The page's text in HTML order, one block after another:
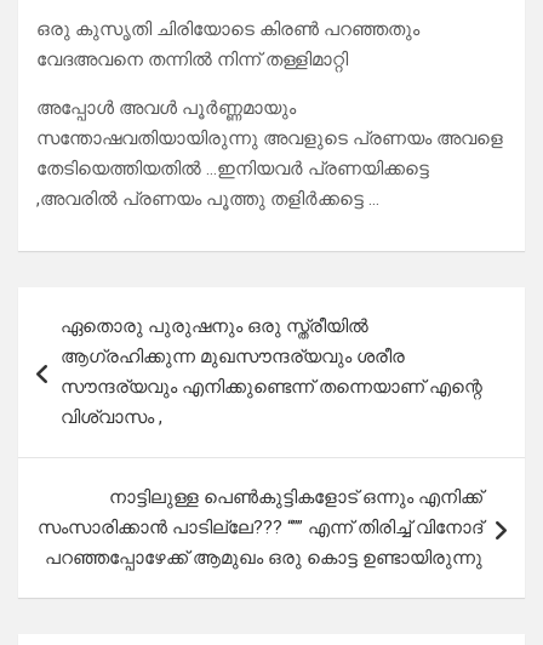
ഒരു കുസൃതി ചിരിയോടെ കിരൺ പറഞ്ഞതും
വേദഅവനെ തന്നിൽ നിന്ന് തള്ളിമാറ്റി
അപ്പോൾ അവൾ പൂർണ്ണമായും
സന്തോഷവതിയായിരുന്നു അവളുടെ പ്രണയം അവളെ
തേടിയെത്തിയതിൽ …ഇനിയവർ പ്രണയിക്കട്ടെ
,അവരിൽ പ്രണയം പൂത്തു തളിർക്കട്ടെ …
navigation
ഏതൊരു പുരുഷനും ഒരു സ്ത്രീയിൽ
ആഗ്രഹിക്കുന്ന മുഖസൗന്ദര്യവും ശരീര
സൗന്ദര്യവും എനിക്കുണ്ടെന്ന് തന്നെയാണ് എന്റെ
വിശ്വാസം ,
നാട്ടിലുള്ള പെൺകുട്ടികളോട് ഒന്നും എനിക്ക്
സംസാരിക്കാൻ പാടില്ലേ??? “”” എന്ന് തിരിച്ച് വിനോദ്
പറഞ്ഞപ്പോഴേക്ക് ആമുഖം ഒരു കൊട്ട ഉണ്ടായിരുന്നു